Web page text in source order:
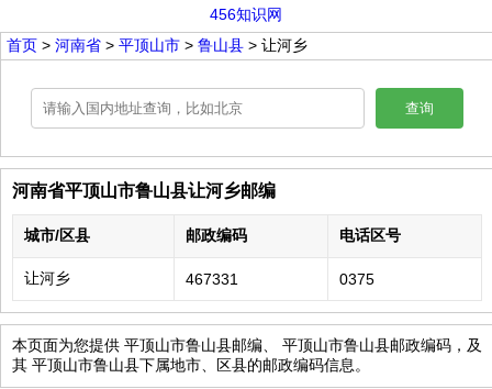
456知识网
首页 > 河南省 > 平顶山市 > 鲁山县 > 让河乡
查询
河南省平顶山市鲁山县让河乡邮编
城市/区县 邮政编码 电话区号
让河乡 467331 0375
本页面为您提供 平顶山市鲁山县邮编、 平顶山市鲁山县邮政编码，及
其 平顶山市鲁山县下属地市、区县的邮政编码信息。